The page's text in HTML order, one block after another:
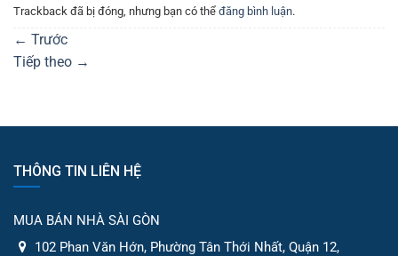
Trackback đã bị đóng, nhưng bạn có thể đăng bình luận.
← Trước
Tiếp theo →
THÔNG TIN LIÊN HỆ
MUA BÁN NHÀ SÀI GÒN
102 Phan Văn Hớn, Phường Tân Thới Nhất, Quận 12,